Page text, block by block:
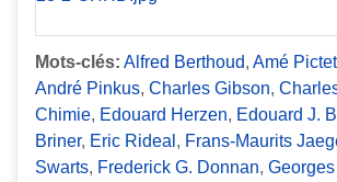
Mots-clés: Alfred Berthoud, Amé Pictet
André Pinkus, Charles Gibson,
Chimie, Edouard Herzen, Edouard J.
Briner, Eric Rideal , Frans-Maurits
Swarts, Frederick G. Donnan,